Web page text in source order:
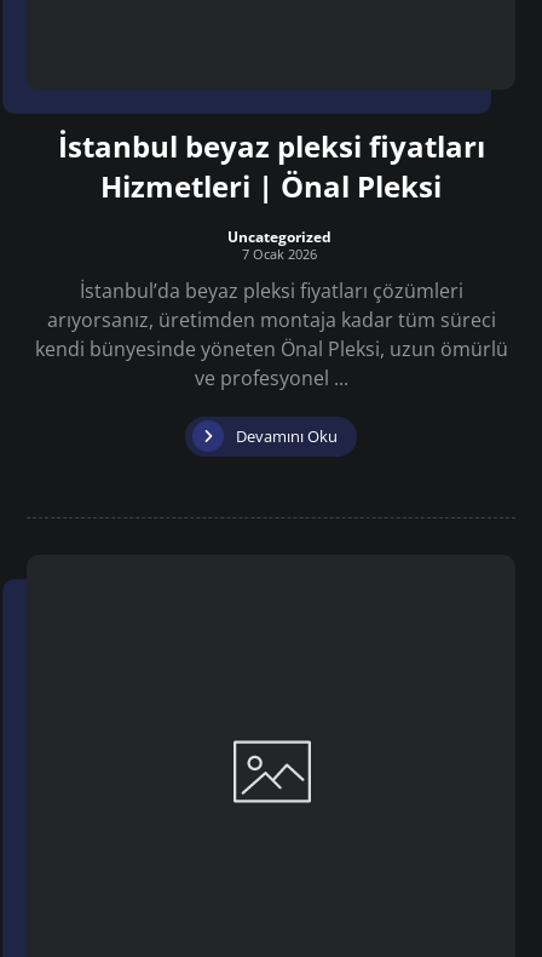
İstanbul beyaz pleksi fiyatları
Hizmetleri | Önal Pleksi
Uncategorized
7 Ocak 2026
İstanbul’da beyaz pleksi fiyatları çözümleri
arıyorsanız, üretimden montaja kadar tüm süreci
kendi bünyesinde yöneten Önal Pleksi, uzun ömürlü
ve profesyonel ...
Devamını Oku